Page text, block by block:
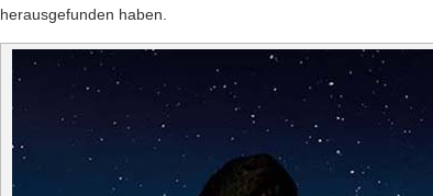
herausgefunden haben.